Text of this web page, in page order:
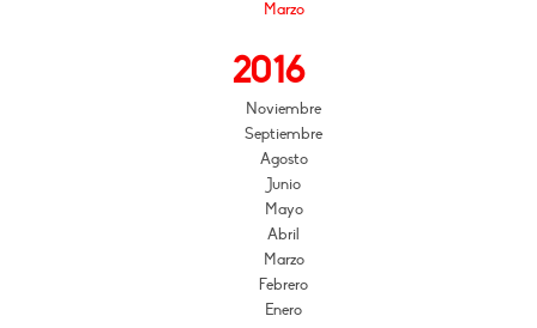
Marzo
2016
Noviembre
Septiembre
Agosto
Junio
Mayo
Abril
Marzo
Febrero
Enero